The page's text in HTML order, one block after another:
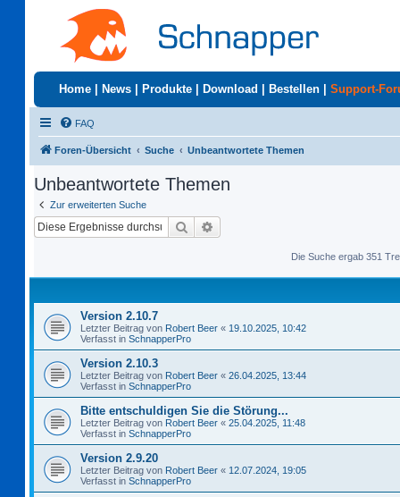
Home News Produkte Download Bestellen Support-
FAQ
Foren-Übersicht Suche Unbeantwortete Themen
Unbeantwortete Themen
Zur erweiterten Suche
Suche
Die Suche ergab 351
Version 2.10.7
Letzter Beitrag von Robert Beer « 19.10.2025, 10:42
Verfasst in SchnapperPro
Version 2.10.3
Letzter Beitrag von Robert Beer « 26.04.2025, 13:44
Verfasst in SchnapperPro
Bitte entschuldigen Sie die Störung...
Letzter Beitrag von Robert Beer « 25.04.2025, 11:48
Verfasst in SchnapperPro
Version 2.9.20
Letzter Beitrag von Robert Beer « 12.07.2024, 19:05
Verfasst in SchnapperPro